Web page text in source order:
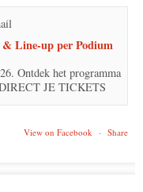
Line-up per Podium
Ontdek het programma
DIRECT JE TICKETS
View on Facebook · Share